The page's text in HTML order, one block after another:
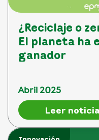
¿Reciclaje o
El planeta ha
ganador
Abril 2025
Leer